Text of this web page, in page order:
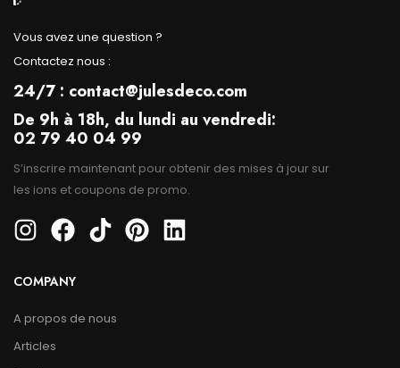
Vous avez une question ?
Contactez nous :
24/7 : contact@julesdeco.com
De 9h à 18h, du lundi au vendredi:
02 79 40 04 99
S’inscrire maintenant pour obtenir des mises à jour sur
les ions et coupons de promo.
COMPANY
A propos de nous
Articles